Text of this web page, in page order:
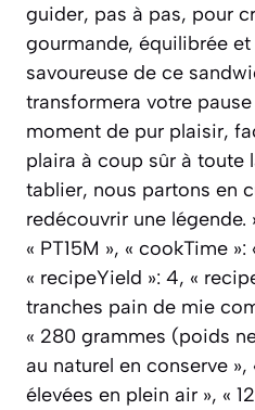
guider, pas à pas, pour
gourmande, équilibrée
savoureuse de ce
transformera votre
moment de pur plaisir,
plaira à coup sûr à toute
tablier, nous partons en
redécouvrir une légende.
« PT15M », « cookTime »:
« recipeYield »: 4, «
tranches pain de mie
« 280 grammes (poids
au naturel en conserve
élevées en plein air », «